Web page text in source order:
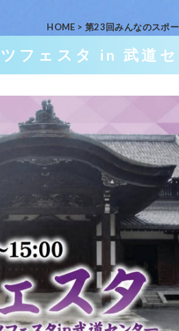
HOME > 第23回みんなのスポ
フェスタ in 武道セ